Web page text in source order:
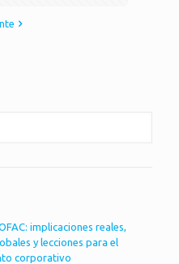
implicaciones reales,
y lecciones para el
corporativo